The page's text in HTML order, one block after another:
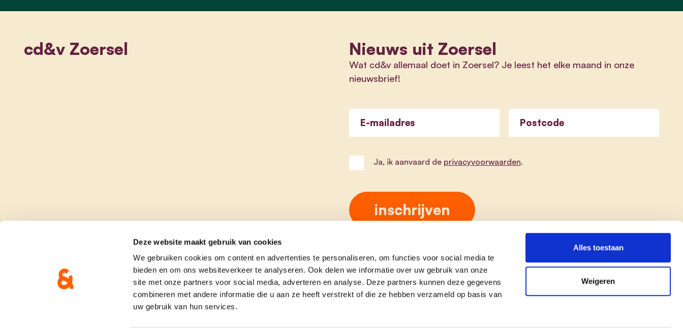
Deze website maakt gebruik van cookies
We gebruiken cookies om content en advertenties te personaliseren, om functies voor social media te
bieden en om ons websiteverkeer te analyseren. Ook delen we informatie over uw gebruik van onze
site met onze partners voor social media, adverteren en analyse. Deze partners kunnen deze gegevens
combineren met andere informatie die u aan ze heeft verstrekt of die ze hebben verzameld op basis van
uw gebruik van hun services.
Alles toestaan
Weigeren
cd&v Zoersel Nieuws uit Zoersel
Wat cd&v allemaal doet in Zoersel? Je leest het elke maand in onze
nieuwsbrief!
E-mailadres Postcode
Ja, ik aanvaard de privacyvoorwaarden.